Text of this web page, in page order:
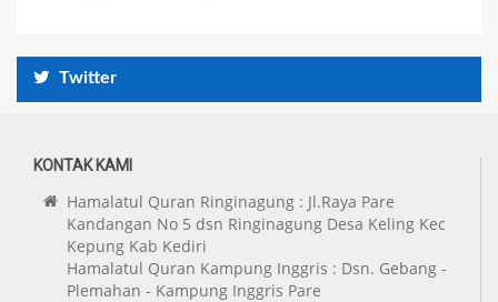
Twitter
KONTAK KAMI
Hamalatul Quran Ringinagung : Jl.Raya Pare
Kandangan No 5 dsn Ringinagung Desa Keling Kec
Kepung Kab Kediri
Hamalatul Quran Kampung Inggris : Dsn. Gebang -
Plemahan - Kampung Inggris Pare